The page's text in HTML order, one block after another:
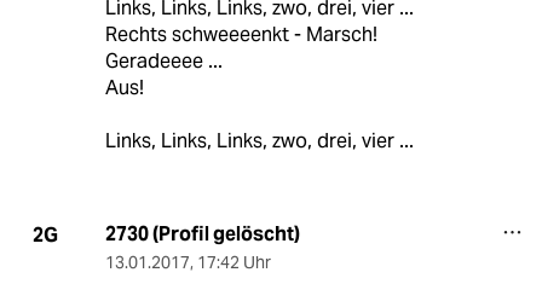
Links, Links, Links, zwo, drei, vier ...
Rechts schweeeenkt - Marsch!
Geradeeee ...
Aus!
Links, Links, Links, zwo, drei, vier ...
2G 2730 (Profil gelöscht)
13.01.2017, 17:42 Uhr